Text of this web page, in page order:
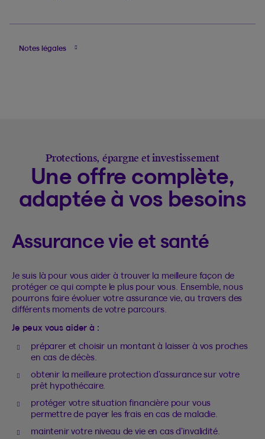
Notes légales
Protections, épargne et investissement
Une offre complète,
adaptée à vos besoins
Assurance vie et santé
Je suis là pour vous aider à trouver la meilleure façon de
protéger ce qui compte le plus pour vous. Ensemble, nous
pourrons faire évoluer votre assurance vie, au travers des
différents moments de votre parcours.
Je peux vous aider à :
préparer et choisir un montant à laisser à vos proches
en cas de décès.
obtenir la meilleure protection d’assurance sur votre
prêt hypothécaire.
protéger votre situation financière pour vous
permettre de payer les frais en cas de maladie.
maintenir votre niveau de vie en cas d’invalidité.